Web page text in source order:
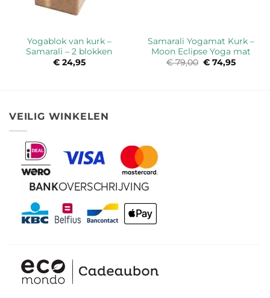
Yogablok van kurk –
Samarali – 2 blokken
€24,95
Samarali Yogamat Kurk –
Moon Eclipse Yoga mat
€79,00 Oorspronkelijke
€ 74,95
VEILIG WINKELEN